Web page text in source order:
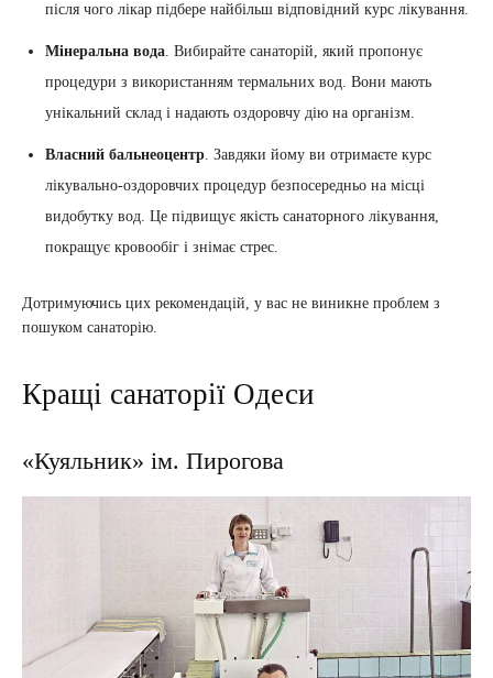
після чого лікар підбере найбільш відповідний курс лікування.
Мінеральна вода. Вибирайте санаторій, який пропонує
процедури з використанням термальних вод. Вони мають
унікальний склад і надають оздоровчу дію на організм.
Власний бальнеоцентр. Завдяки йому ви отримаєте курс
лікувально-оздоровчих процедур безпосередньо на місці
видобутку вод. Це підвищує якість санаторного лікування,
покращує кровообіг і знімає стрес.
Дотримуючись цих рекомендацій, у вас не виникне проблем з
пошуком санаторію.
Кращі санаторії Одеси
«Куяльник» ім. Пирогова